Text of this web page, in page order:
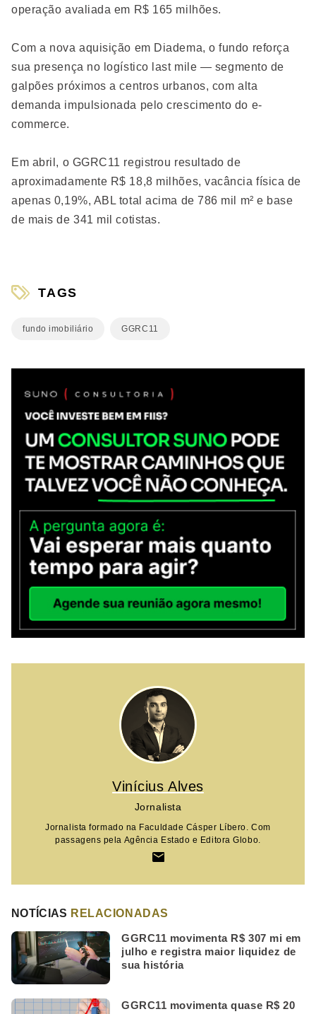
operação avaliada em R$ 165 milhões.
Com a nova aquisição em Diadema, o fundo reforça
sua presença no logístico last mile — segmento de
galpões próximos a centros urbanos, com alta
demanda impulsionada pelo crescimento do e-
commerce.
Em abril, o GGRC11 registrou resultado de
aproximadamente R$ 18,8 milhões, vacância física de
apenas 0,19%, ABL total acima de 786 mil m² e base
de mais de 341 mil cotistas.
TAGS
fundo imobiliário GGRC11
Vinícius Alves
Jornalista
Jornalista formado na Faculdade Cásper Líbero. Com
passagens pela Agência Estado e Editora Globo.
NOTÍCIAS RELACIONADAS
GGRC11 movimenta R$ 307 mi em
julho e registra maior liquidez de
sua história
GGRC11 movimenta quase R$ 20